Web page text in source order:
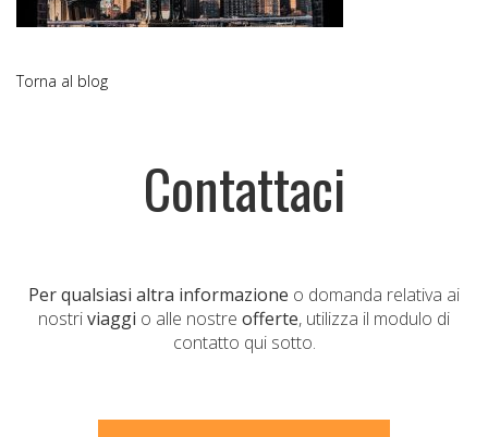
Torna al blog
Contattaci
Per qualsiasi altra informazione o domanda relativa ai
nostriviaggi o alle nostre offerte, utilizza il modulo di
contatto qui sotto.